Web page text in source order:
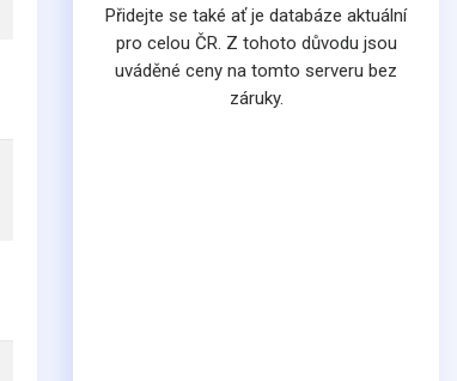
Přidejte se také ať je databáze aktuální
pro celou ČR. Z tohoto důvodu jsou
uváděné ceny na tomto serveru bez
záruky.